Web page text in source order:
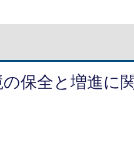
保全と増進に